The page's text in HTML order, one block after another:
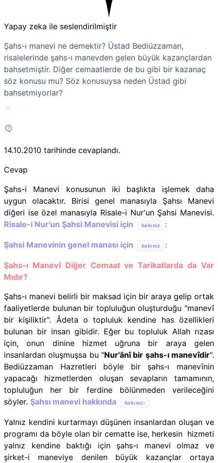
Yapay zeka ile seslendirilmiştir
Şahs-ı manevi ne demektir? Üstad Bediüzzaman,
risalelerinde şahs-ı manevden gelen büyük kazançlardan
bahsetmiştir. Diğer cemaatlerde de bu gibi bir kazanaç
söz konusu mu? Söz konusuysa neden Üstad gibi
bahsetmiyorlar?
14.10.2010 tarihinde cevaplandı.
Cevap
Şahs-i Manevi konusunun iki başlıkta işlemek daha
uygun olacaktır. Birisi genel manasıyla Şahsı Manevi
diğeri ise özel manasıyla Risale-i Nur'un Şahsi Manevisi.
Risale-i Nur'un Şahsi Manevisi için
bakınız :
Şahsi Manevinin genel manası için bakınız :
Şahs-ı Manevî Diğer Cemaat ve Tarikatlarda da Var
Mıdır?
Şahs-ı manevi belirli bir maksad için bir araya gelip ortak
faaliyetlerde bulunan bir topluluğun oluşturduğu "manevî
bir kişiliktir". Âdeta o topluluk kendine has özellikleri
bulunan bir insan gibidir. Eğer bu topluluk Allah rızası
için, onun dinine hizmet uğruna bir araya gelen
insanlardan oluşmuşsa bu "Nur'ânî bir şahs-ı manevîdir".
Bediüzzaman Hazretleri böyle bir şahs-ı manevînin
yapacağı hizmetlerden oluşan sevapların tamamının,
topluluğun her bir ferdine bölünmeden verileceğini
söyler. Şahsı manevi hakkında bakınız:
Yalnız kendini kurtarmayı düşünen insanlardan oluşan ve
programı da böyle olan bir cematte ise, herkesin hizmeti
yalnız kendine baktığı için şahs-ı manevi olmaz ve
şirket-i maneviye denilen büyük kazançlar ortaya